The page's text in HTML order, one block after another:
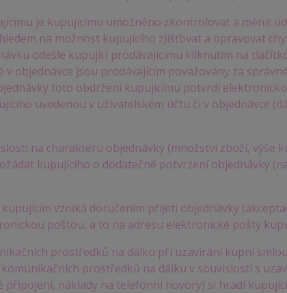
je kupujícímu umožněno zkontrolovat a měnit
na možnost kupujícího zjišťovat a opravovat
odešle kupující prodávajícímu kliknutím na
v objednávce jsou prodávajícím považovány za
toto obdržení kupujícímu potvrdí
uvedenou v uživatelském účtu či v objednávce
na charakteru objednávky (množství zboží, výše
kupujícího o dodatečné potvrzení objednávky
vzniká doručením přijetí objednávky
poštou, a to na adresu elektronické pošty
prostředků na dálku při uzavírání kupní
prostředků na dálku v souvislosti s
náklady na telefonní hovory) si hradí